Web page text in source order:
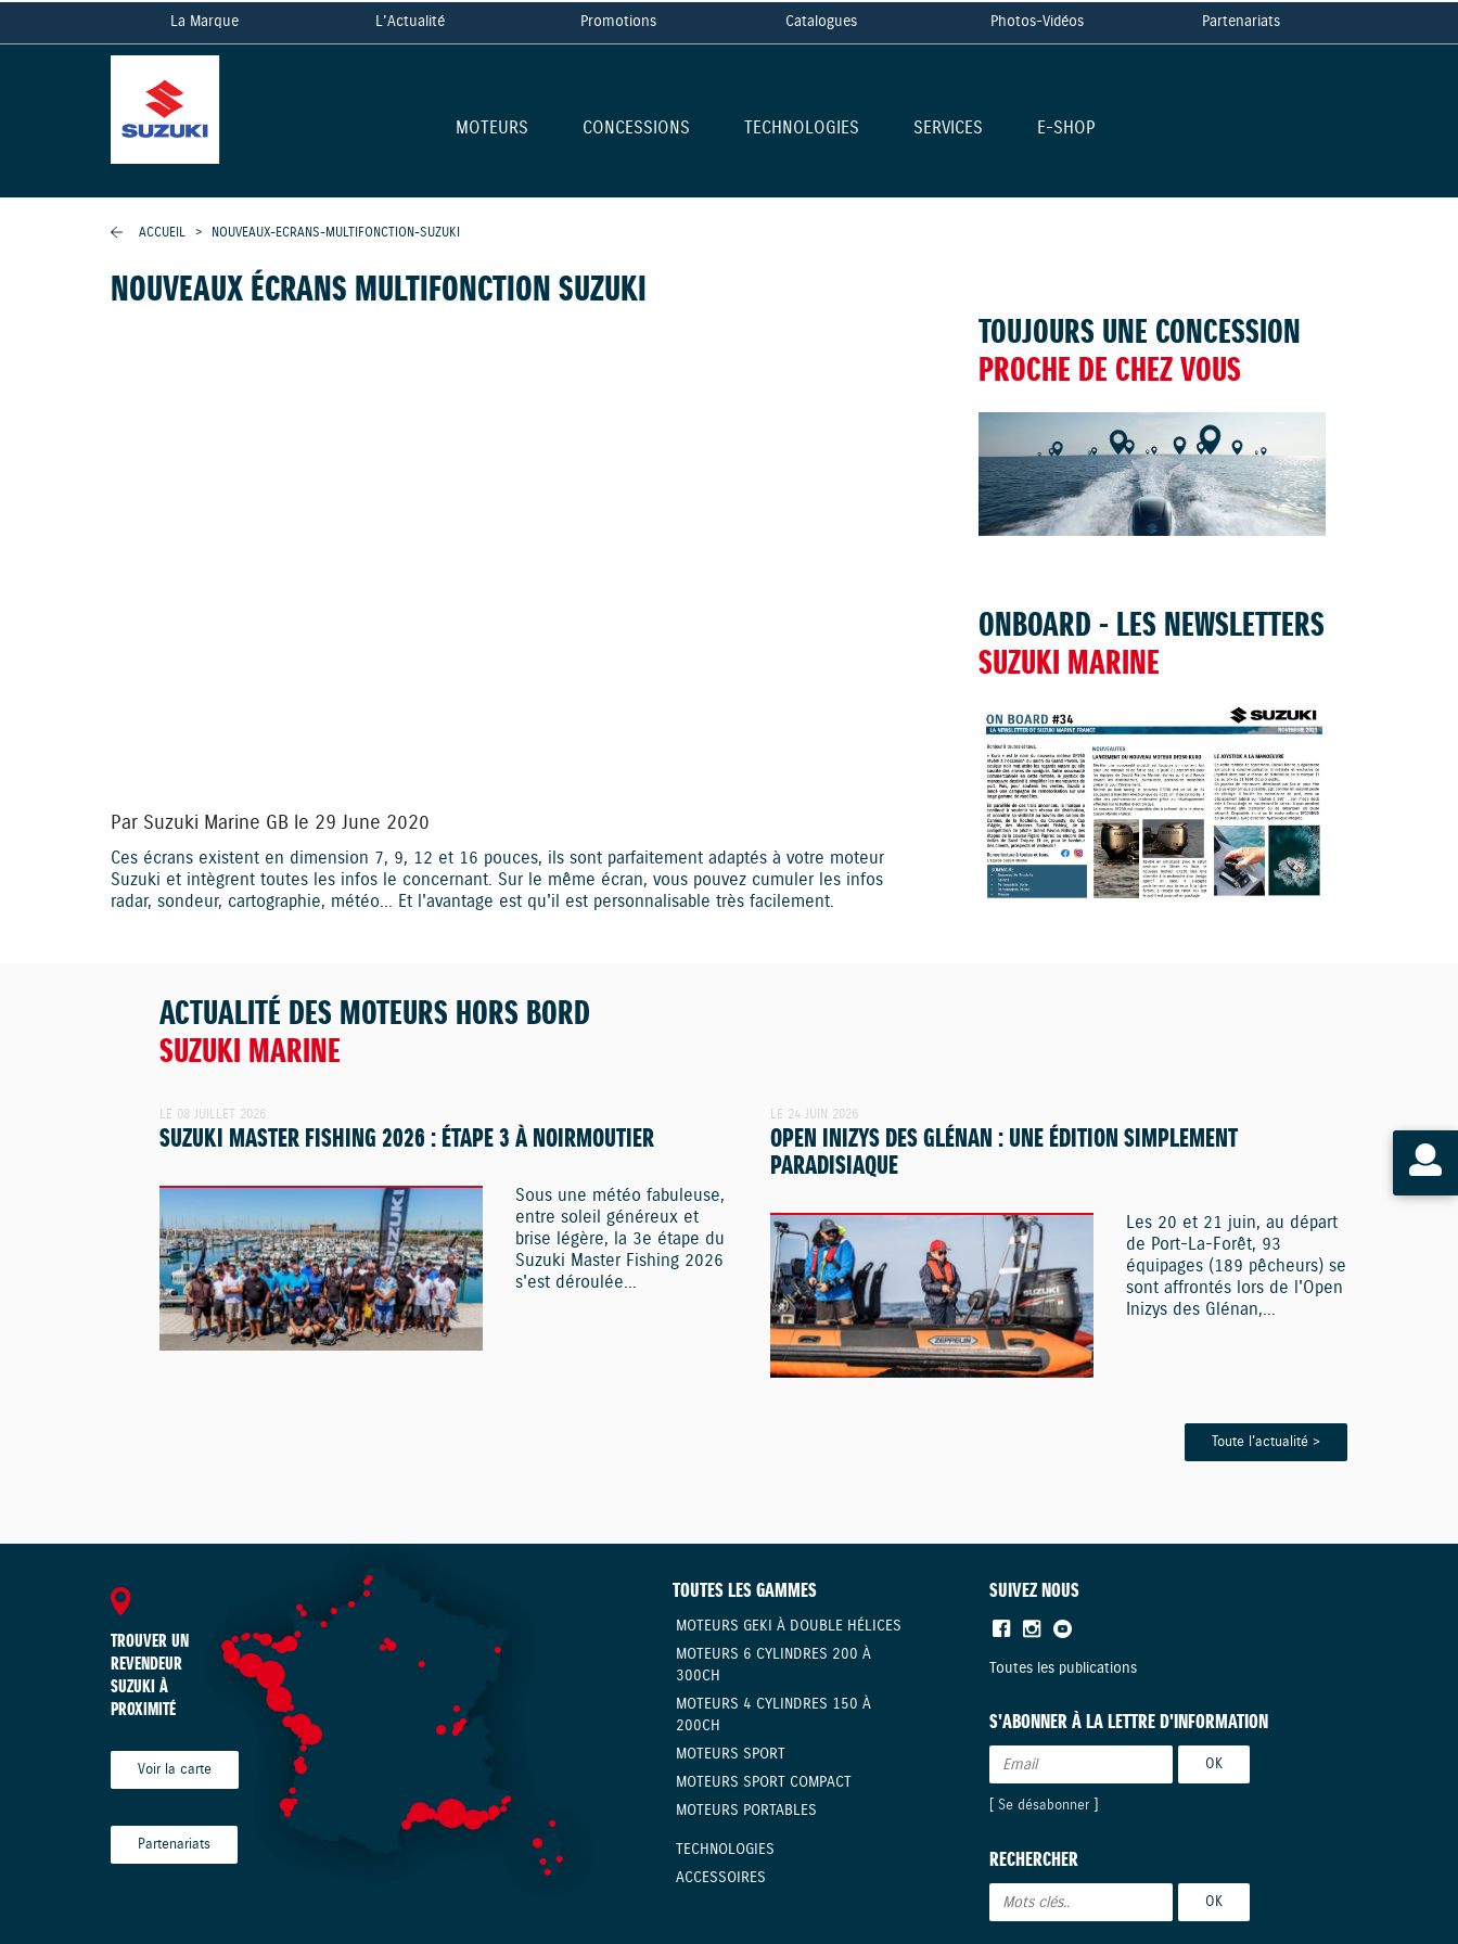
La Marque L'Actualité Promotions Catalogues Photos-Vidéos Partenariats
MOTEURS CONCESSIONS TECHNOLOGIES SERVICES E-SHOP
ACCUEIL > NOUVEAUX-ECRANS-MULTIFONCTION-SUZUKI
NOUVEAUX ÉCRANS MULTIFONCTION SUZUKI
Par Suzuki Marine GB le 29 June 2020
Ces écrans existent en dimension 7, 9, 12 et 16 pouces, ils sont parfaitement adaptés à votre moteur
Suzuki et intègrent toutes les infos le concernant. Sur le même écran, vous pouvez cumuler les infos
radar, sondeur, cartographie, météo... Et l'avantage est qu'il est personnalisable très facilement.
TOUJOURS UNE CONCESSION
PROCHE DE CHEZ VOUS
ONBOARD - LES NEWSLETTERS
SUZUKI MARINE
ACTUALITÉ DES MOTEURS HORS BORD
SUZUKI MARINE
LE 08 JUILLET 2026
SUZUKI MASTER FISHING 2026 : ÉTAPE 3 À NOIRMOUTIER
Sous une météo fabuleuse,
entre soleil généreux et
brise légère, la 3e étape du
Suzuki Master Fishing 2026
s'est déroulée...
LE 24 JUIN 2026
OPEN INIZYS DES GLÉNAN : UNE ÉDITION SIMPLEMENT
PARADISIAQUE
Les 20 et 21 juin, au départ
de Port-La-Forêt, 93
équipages (189 pêcheurs) se
sont affrontés lors de l'Open
Inizys des Glénan,...
Toute l'actualité >
TROUVER UN
REVENDEUR
SUZUKI À
PROXIMITÉ
Voir la carte
Partenariats
TOUTES LES GAMMES
MOTEURS GEKI À DOUBLE HÉLICES
MOTEURS 6 CYLINDRES 200 À
300CH
MOTEURS 4 CYLINDRES 150 À
200CH
MOTEURS SPORT
MOTEURS SPORT COMPACT
MOTEURS PORTABLES
TECHNOLOGIES
ACCESSOIRES
SUIVEZ NOUS
Toutes les publications
S'ABONNER À LA LETTRE D'INFORMATION
Se désabonner
RECHERCHER